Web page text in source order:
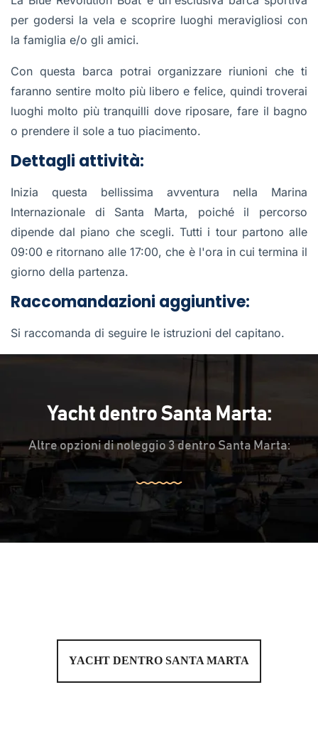
per godersi la vela e scoprire luoghi meravigliosi con
la famiglia e/o gli amici.
Con questa barca potrai organizzare riunioni che ti
faranno sentire molto più libero e felice, quindi troverai
luoghi molto più tranquilli dove riposare, fare il bagno
o prendere il sole a tuo piacimento.
Dettagli attività:
Inizia questa bellissima avventura nella Marina
Internazionale di Santa Marta, poiché il percorso
dipende dal piano che scegli. Tutti i tour partono alle
09:00 e ritornano alle 17:00, che è l'ora in cui termina il
giorno della partenza.
Raccomandazioni aggiuntive:
Si raccomanda di seguire le istruzioni del capitano.
Yacht dentro Santa Marta:
Altre opzioni di noleggio 3 dentro Santa Marta:
YACHT DENTRO SANTA MARTA